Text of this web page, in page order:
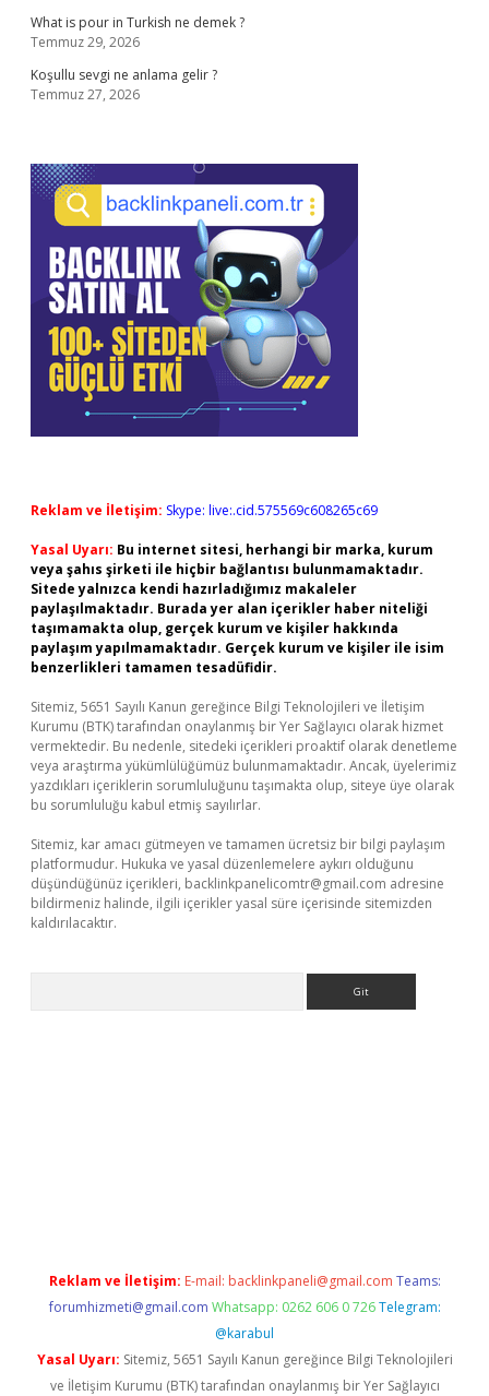
What is pour in Turkish ne demek ?
Temmuz 29, 2026
Koşullu sevgi ne anlama gelir ?
Temmuz 27, 2026
Reklam ve İletişim: Skype: live:.cid.575569c608265c69
Yasal Uyarı: Bu internet sitesi, herhangi bir marka, kurum
veya şahıs şirketi ile hiçbir bağlantısı bulunmamaktadır.
Sitede yalnızca kendi hazırladığımız makaleler
paylaşılmaktadır. Burada yer alan içerikler haber niteliği
taşımamakta olup, gerçek kurum ve kişiler hakkında
paylaşım yapılmamaktadır. Gerçek kurum ve kişiler ile isim
benzerlikleri tamamen tesadüfidir.
Sitemiz, 5651 Sayılı Kanun gereğince Bilgi Teknolojileri ve İletişim
Kurumu (BTK) tarafından onaylanmış bir Yer Sağlayıcı olarak hizmet
vermektedir. Bu nedenle, sitedeki içerikleri proaktif olarak denetleme
veya araştırma yükümlülüğümüz bulunmamaktadır. Ancak, üyelerimiz
yazdıkları içeriklerin sorumluluğunu taşımakta olup, siteye üye olarak
bu sorumluluğu kabul etmiş sayılırlar.
Sitemiz, kar amacı gütmeyen ve tamamen ücretsiz bir bilgi paylaşım
platformudur. Hukuka ve yasal düzenlemelere aykırı olduğunu
düşündüğünüz içerikleri, backlinkpanelicomtr@gmail.com adresine
bildirmeniz halinde, ilgili içerikler yasal süre içerisinde sitemizden
kaldırılacaktır.
Reklam ve İletişim: E-mail: backlinkpaneli@gmail.com Teams:
forumhizmeti@gmail.com Whatsapp: 0262 606 0 726 Telegram:
@karabul
Yasal Uyarı: Sitemiz, 5651 Sayılı Kanun gereğince Bilgi Teknolojileri
ve İletişim Kurumu (BTK) tarafından onaylanmış bir Yer Sağlayıcı